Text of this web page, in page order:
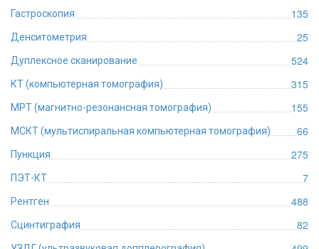
Гастроскопия 135
Денситометрия 25
Дуплексное сканирование 524
КТ (компьютерная томография) 315
МРТ (магнитно-резонансная томография) 155
МСКТ (мультиспиральная компьютерная томография) 66
Пункция 275
ПЭТ-КТ 7
Рентген 488
Сцинтиграфия 82